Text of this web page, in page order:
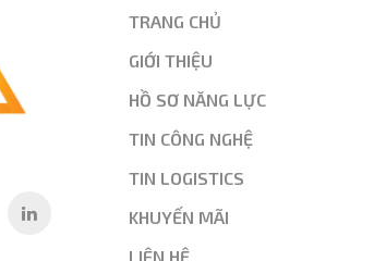
TRANG CHỦ
GIỚI THIỆU
HỒ SƠ NĂNG LỰC
TIN CÔNG NGHỆ
TIN LOGISTICS
KHUYẾN MÃI
LIÊN HỆ